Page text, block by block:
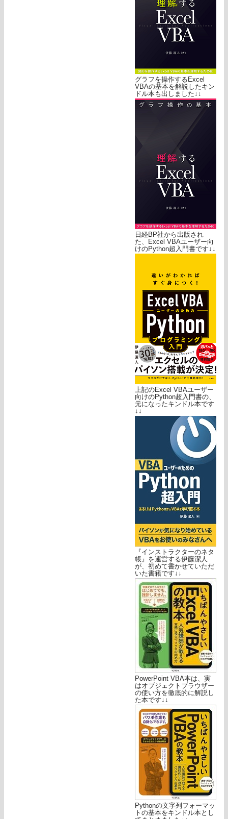
グラフを操作するExcel
VBAの基本を解説したキン
ドル本も出しました↓↓
日経BP社から出版され
た、Excel VBAユーザー向
けのPython超入門書です↓↓
上記のExcel VBAユーザー
向けのPython超入門書の、
元になったキンドル本です
↓↓
『インストラクターのネタ
帳』を運営する伊藤潔人
が、初めて書かせていただ
いた書籍です↓↓
PowerPoint VBA本は、実
はオブジェクトブラウザー
の使い方を徹底的に解説し
た本です↓↓
Pythonの文字列フォーマッ
トの基本をキンドル本とし